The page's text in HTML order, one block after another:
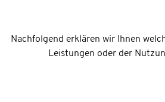
Nachfolgend erklären wir Ihnen
Leistungen oder der